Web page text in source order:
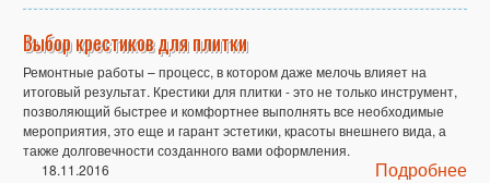
Выбор крестиков для плитки
Ремонтные работы – процесс, в котором даже мелочь влияет на
итоговый результат. Крестики для плитки - это не только инструмент,
позволяющий быстрее и комфортнее выполнять все необходимые
мероприятия, это еще и гарант эстетики, красоты внешнего вида, а
также долговечности созданного вами оформления.
18.11.2016
Подробнее